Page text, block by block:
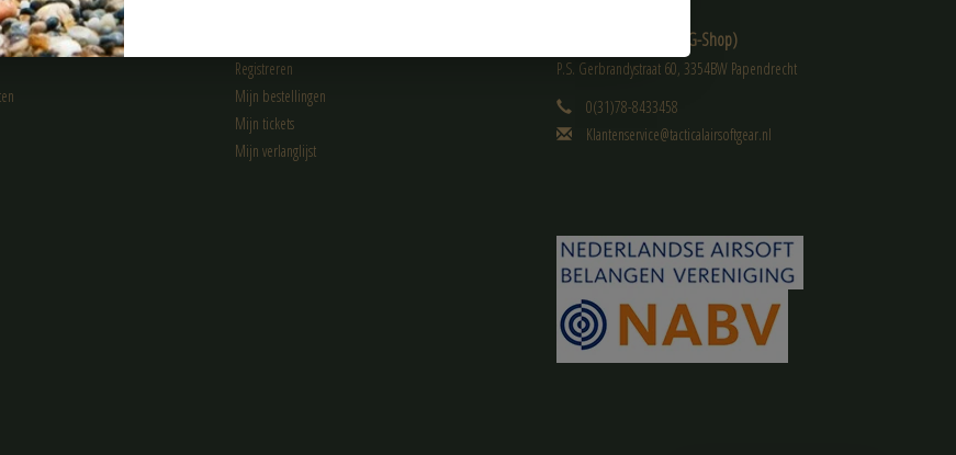
Registreren
Mijn bestellingen
Mijn tickets
Mijn verlanglijst
Tactical Airsoft Gear (TAG-Shop)
P.S. Gerbrandystraat 60, 3354BW Papendrecht
0(31)78-8433458
Klantenservice@tacticalairsoftgear.nl